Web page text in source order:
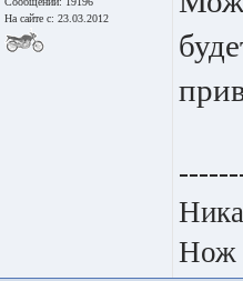
На сайте с: 23.03.2012
Нож